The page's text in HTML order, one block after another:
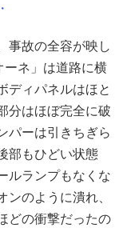
事故の全容が映し
ーネ」は道路に横
ディパネルはほと
分はほぼ完全に破
パーは引きちぎら
部もひどい状態
ルランプもなくな
ンのように潰れ、
どの衝撃だったの